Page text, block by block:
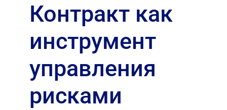
Контракт как
инструмент
управления
рисками